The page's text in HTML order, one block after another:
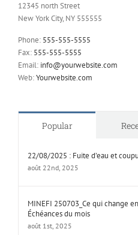
12345 north Street
New York City, NY 555555
Phone: 555-555-5555
Fax: 555-555-5555
Email: info@yourwebsite.com
Web:Yourwebsite.com
Popular
22/08/2025 : Fuite d’eau et
août 22nd, 2025
MINEFI 250703_Ce qui change
Échéances du mois
août 1st, 2025